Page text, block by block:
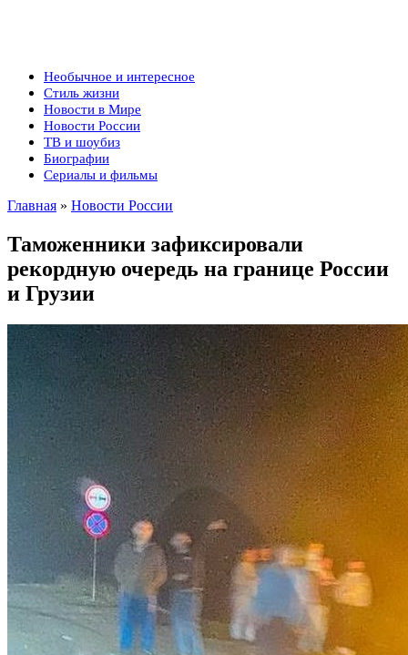
Необычное и интересное
Стиль жизни
Новости в Мире
Новости России
ТВ и шоубиз
Биографии
Сериалы и фильмы
Главная » Новости России
Таможенники зафиксировали
рекордную очередь на границе России
и Грузии